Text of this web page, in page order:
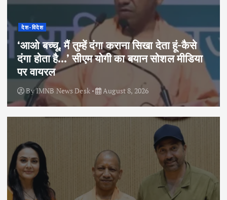
देश-विदेश
‘आओ बच्चू, मैं तुम्हें दंगा कराना सिखा देता हूं-कैसे
दंगा होता है…’ सीएम योगी का बयान सोशल मीडिया
पर वायरल
ByIMNB News Desk August 8, 2026